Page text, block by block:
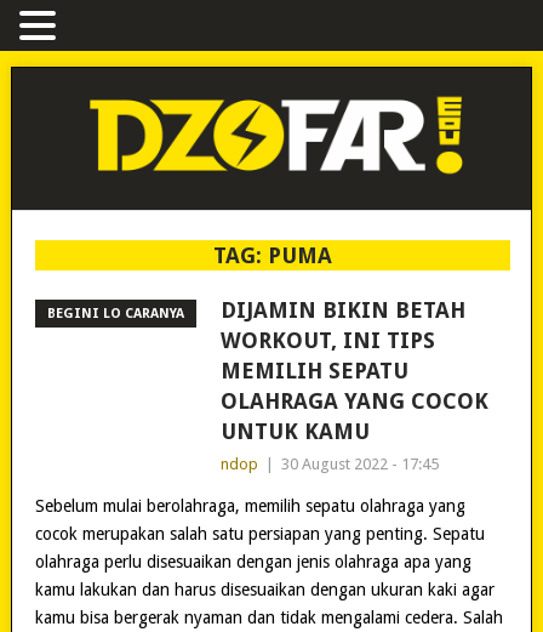
TAG: PUMA
BEGINI LO CARANYA
DIJAMIN BIKIN BETAH
WORKOUT, INI TIPS
MEMILIH SEPATU
OLAHRAGA YANG COCOK
UNTUK KAMU
ndop 30 August 2022 - 17:45
Sebelum mulai berolahraga, memilih sepatu olahraga yang
cocok merupakan salah satu persiapan yang penting. Sepatu
olahraga perlu disesuaikan dengan jenis olahraga apa yang
kamu lakukan dan harus disesuaikan dengan ukuran kaki agar
kamu bisa bergerak nyaman dan tidak mengalami cedera. Salah